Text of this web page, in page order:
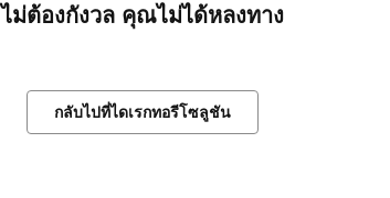
ไม่ต้องกังวล คุณไม่ได้หลงทาง
กลับไปที่ไดเรกทอรีโซลูชัน